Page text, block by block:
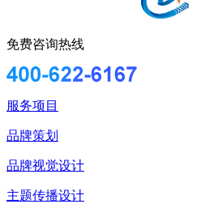
免费咨询热线
服务项目
品牌策划
品牌视觉设计
主题传播设计